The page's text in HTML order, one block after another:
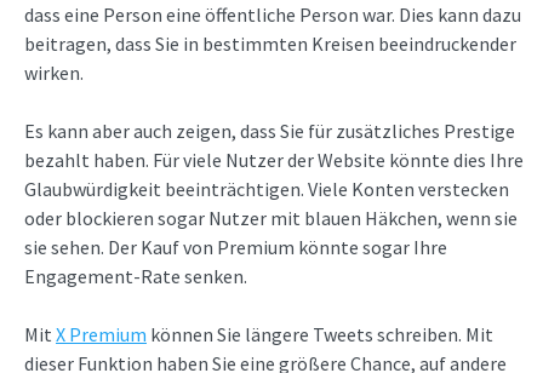
dass eine Person eine öffentliche Person war. Dies kann dazu
beitragen, dass Sie in bestimmten Kreisen beeindruckender
wirken.
Es kann aber auch zeigen, dass Sie für zusätzliches Prestige
bezahlt haben. Für viele Nutzer der Website könnte dies Ihre
Glaubwürdigkeit beeinträchtigen. Viele Konten verstecken
oder blockieren sogar Nutzer mit blauen Häkchen, wenn sie
sie sehen. Der Kauf von Premium könnte sogar Ihre
Engagement-Rate senken.
Mit X Premium können Sie längere Tweets schreiben. Mit
dieser Funktion haben Sie eine größere Chance, auf andere